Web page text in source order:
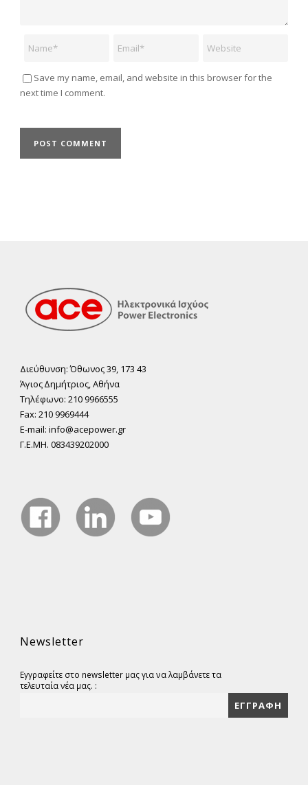
Save my name, email, and website in this browser for the
next time I comment.
Διεύθυνση: Όθωνος 39, 173 43
Άγιος ∆ηµήτριος, Αθήνα
Τηλέφωνο: 210 9966555
Fax: 210 9969444
E-mail: info@acepower.gr
Γ.Ε.ΜΗ. 083439202000
Newsletter
Εγγραφείτε στο newsletter μας για να λαμβάνετε τα
τελευταία νέα μας. :